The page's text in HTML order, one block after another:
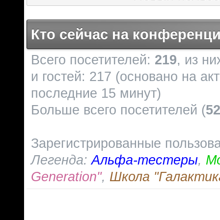
Кто сейчас на
Всего посетителей: 219, из
и гостей: 217 (основано на
последние 15 минут)
Больше всего посетителей (
Зарегистрированные
Легенда:Альфа-тестеры,
Generation", Школа